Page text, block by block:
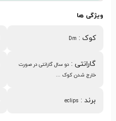
ویژگی ها
کوک :
Dm
گارانتی : دو سال گارانتی در صورت
خارج شدن کوک ...
برند :
eclips